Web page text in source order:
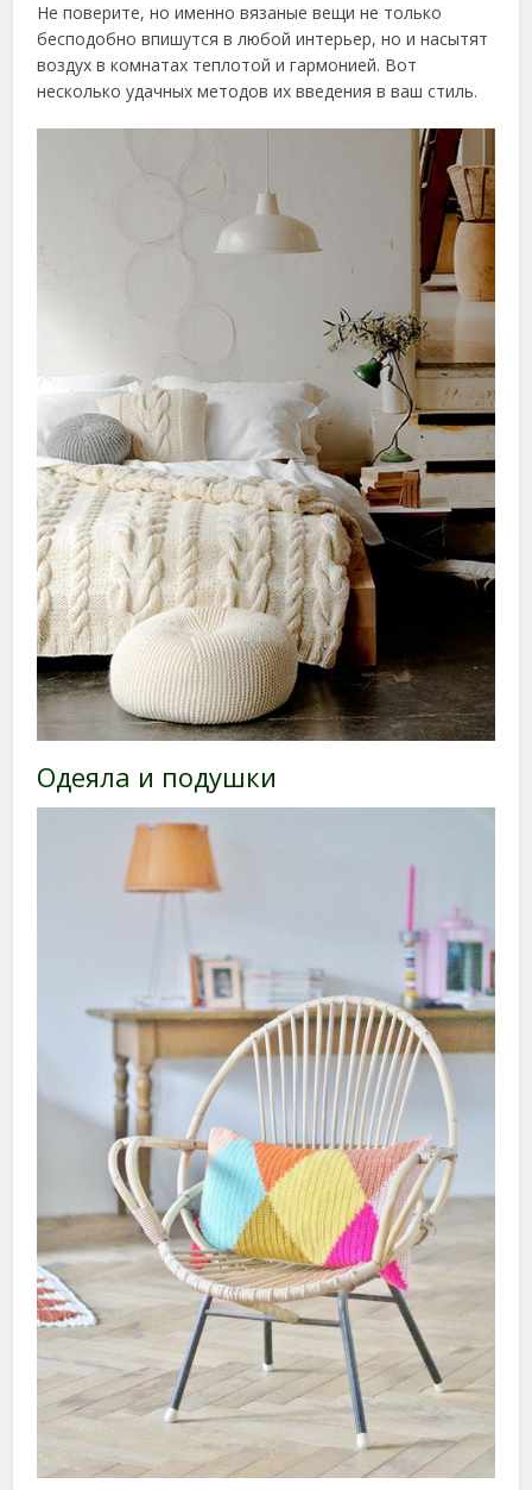
Не поверите, но именно вязаные вещи не только
бесподобно впишутся в любой интерьер, но и насытят
воздух в комнатах теплотой и гармонией. Вот
несколько удачных методов их введения в ваш стиль.
Одеяла и подушки